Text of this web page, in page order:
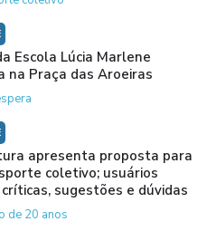
Escola Lúcia Marlene
na Praça das Aroeiras
apresenta proposta para
coletivo; usuários
sugestões e dúvidas
de 20 anos